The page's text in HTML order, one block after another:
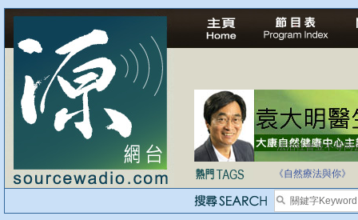
法治社會並不等同
《自然療法與你》